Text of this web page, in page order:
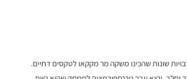
שונות שהכינו משקה מר מקקאו לטקסים דתיים.